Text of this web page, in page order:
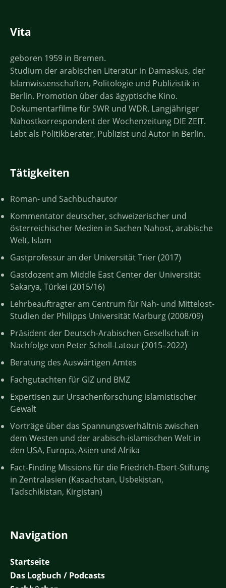
Vita
geboren 1959 in Bremen.
Studium der arabischen Literatur in Damaskus, der
Islamwissenschaften, Politologie und Publizistik in
Berlin. Promotion über das ägyptische Kino.
Dokumentarfilme für SWR und WDR. Langjähriger
Nahostkorrespondent der Wochenzeitung DIE ZEIT.
Lebt als Politikberater, Publizist und Autor in Berlin.
Tätigkeiten
Roman- und Sachbuchautor
Kommentator deutscher, schweizerischer und
österreichischer Medien in Sachen Nahost, arabische
Welt, Islam
Gastprofessur an der Universität Trier (2017)
Gastdozent am Middle East Center der Universität
Sakarya, Türkei (2015/16)
Lehrbeauftragter am Centrum für Nah- und Mittelost-
Studien der Philipps Universität Marburg (2008/09)
Präsident der Deutsch-Arabischen Gesellschaft in
Nachfolge von Peter Scholl-Latour (2015–2022)
Beratung des Auswärtigen Amtes
Fachgutachten für GIZ und BMZ
Expertisen zur Ursachenforschung islamistischer
Gewalt
Vorträge über das Spannungsverhältnis zwischen
dem Westen und der arabisch-islamischen Welt in
den USA, Europa, Asien und Afrika
Fact-Finding Missions für die Friedrich-Ebert-Stiftung
in Zentralasien (Kasachstan, Usbekistan,
Tadschikistan, Kirgistan)
Navigation
Startseite
Das Logbuch / Podcasts